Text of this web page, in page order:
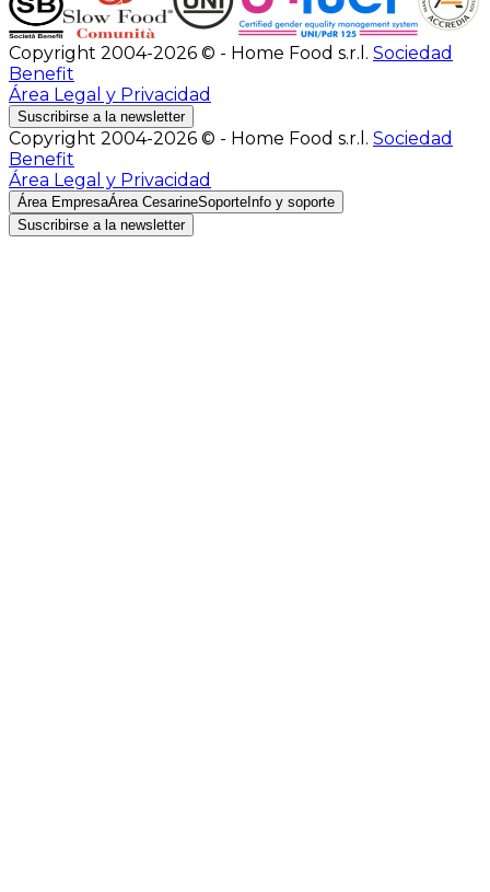
Copyright 2004-2026 © - Home Food s.r.l. Sociedad
Benefit
Área Legal y Privacidad
Suscribirse a la newsletter
Copyright 2004-2026 © - Home Food s.r.l. Sociedad
Benefit
Área Legal y Privacidad
Área EmpresaÁrea CesarineSoporte Info y soporte
Suscribirse a la newsletter